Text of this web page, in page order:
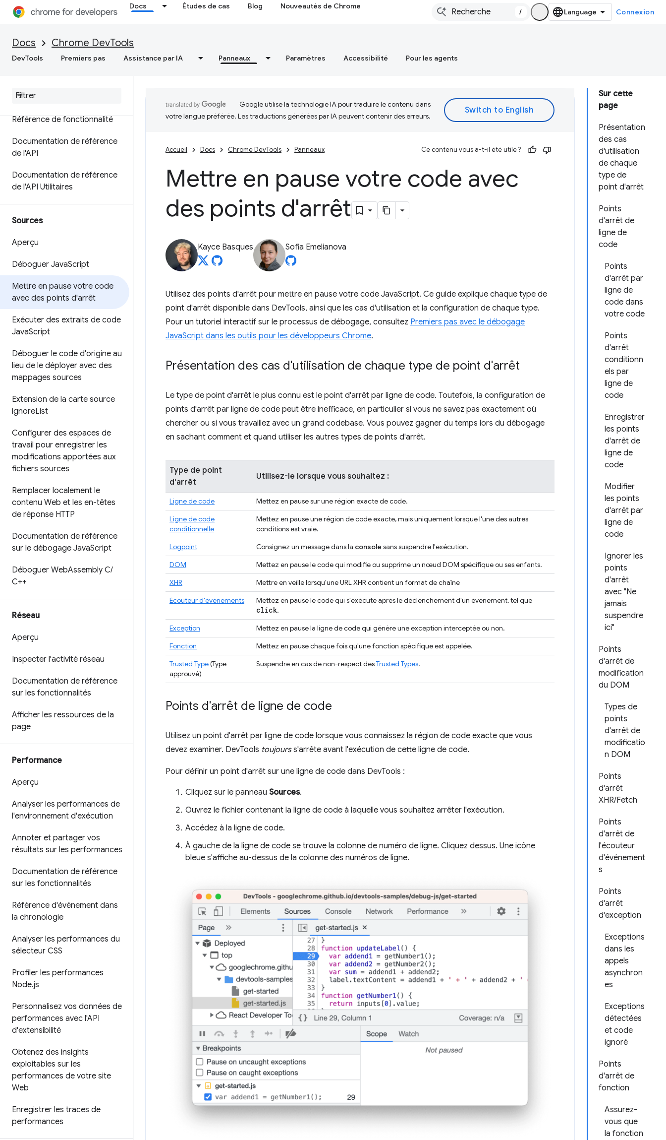
Docs Études de cas Blog Nouveautés de Chrome
/ Connexion
Docs Chrome DevTools
DevTools Premiers pas Assistance par IA Panneaux Paramètres Accessibilité Pour les agents
Messages de journal
et leur appliquer un style
Référence de fonctionnalité
Documentation de référence
de l'API
Documentation de référence
de l'API Utilitaires
Sources
Aperçu
Déboguer JavaScript
Mettre en pause votre code
avec des points d'arrêt
Exécuter des extraits de code
JavaScript
Déboguer le code d'origine au
lieu de le déployer avec des
mappages sources
Extension de la carte source
ignoreList
Configurer des espaces de
travail pour enregistrer les
modifications apportées aux
fichiers sources
Remplacer localement le
contenu Web et les en-têtes
de réponse HTTP
Documentation de référence
sur le débogage JavaScript
Déboguer WebAssembly C/
C++
Réseau
Aperçu
Inspecter l'activité réseau
Documentation de référence
sur les fonctionnalités
Afficher les ressources de la
page
Performance
Aperçu
Analyser les performances de
l'environnement d'exécution
Annoter et partager vos
résultats sur les performances
Documentation de référence
sur les fonctionnalités
Référence d'événement dans
la chronologie
Analyser les performances du
sélecteur CSS
Profiler les performances
Node.js
Personnalisez vos données de
performances avec l'API
d'extensibilité
Obtenez des insights
exploitables sur les
performances de votre site
Web
Enregistrer les traces de
performances
Sur cette
page
Présentation
des cas
d'utilisation
de chaque
type de
point d'arrêt
Points
d'arrêt de
ligne de
code
Points
d'arrêt par
ligne de
code dans
votre code
Points
d'arrêt
conditionn
els par
ligne de
code
Enregistrer
les points
d'arrêt de
ligne de
code
Modifier
les points
d'arrêt par
ligne de
code
Ignorer les
points
d'arrêt
avec "Ne
jamais
suspendre
ici"
Points
d'arrêt de
modification
du DOM
Types de
points
d'arrêt de
modificatio
n DOM
Points
d'arrêt
XHR/Fetch
Points
d'arrêt de
l'écouteur
d'événement
s
Points
d'arrêt
d'exception
Exceptions
dans les
appels
asynchron
es
Exceptions
détectées
et code
ignoré
Points
d'arrêt de
fonction
Assurez-
vous que
la fonction
Google utilise la technologie IA pour traduire le contenu dans
votre langue préférée. Les traductions générées par IA peuvent contenir des erreurs.
Accueil Docs Chrome DevTools Panneaux Ce contenu vous a-t-il été utile ?
Mettre en pause votre code avec
des points d'arrêt
Kayce Basques Sofia Emelianova
Utilisez des points d'arrêt pour mettre en pause votre code JavaScript. Ce guide explique chaque type de
point d'arrêt disponible dans DevTools, ainsi que les cas d'utilisation et la configuration de chaque type.
Pour un tutoriel interactif sur le processus de débogage, consultez Premiers pas avec le débogage
JavaScript dans les outils pour les développeurs Chrome.
Présentation des cas d'utilisation de chaque type de point d'arrêt
Le type de point d'arrêt le plus connu est le point d'arrêt par ligne de code. Toutefois, la configuration de
points d'arrêt par ligne de code peut être inefficace, en particulier si vous ne savez pas exactement où
chercher ou si vous travaillez avec un grand codebase. Vous pouvez gagner du temps lors du débogage
en sachant comment et quand utiliser les autres types de points d'arrêt.
Type de point
d'arrêt
Utilisez-le lorsque vous souhaitez :
Ligne de code
Mettez en pause sur une région exacte de code.
Ligne de code
conditionnelle
Mettez en pause une région de code exacte, mais uniquement lorsque l'une des autres
conditions est vraie.
Logpoint
Consignez un message dans la console sans suspendre l'exécution.
DOM
Mettez en pause le code qui modifie ou supprime un nœud DOM spécifique ou ses enfants.
XHR
Mettre en veille lorsqu'une URL XHR contient un format de chaîne
Écouteur d'événements
Mettez en pause le code qui s'exécute après le déclenchement d'un événement, tel que
click.
Exception
Mettez en pause la ligne de code qui génère une exception interceptée ou non.
Fonction
Mettez en pause chaque fois qu'une fonction spécifique est appelée.
Trusted Type(Type
approuvé)
Suspendre en cas de non-respect desTrusted Types.
Points d'arrêt de ligne de code
Utilisez un point d'arrêt par ligne de code lorsque vous connaissez la région de code exacte que vous
devez examiner. DevTools toujourss'arrête avant l'exécution de cette ligne de code.
Pour définir un point d'arrêt sur une ligne de code dans DevTools :
Cliquez sur le panneau Sources.
Ouvrez le fichier contenant la ligne de code à laquelle vous souhaitez arrêter l'exécution.
Accédez à la ligne de code.
À gauche de la ligne de code se trouve la colonne de numéro de ligne. Cliquez dessus. Une icône
bleue s'affiche au-dessus de la colonne des numéros de ligne.